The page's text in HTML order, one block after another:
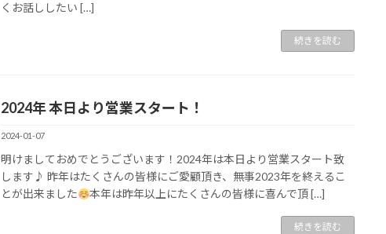
くお話ししたい […]
続きを読む
2024年 本日より営業スタート！
2024-01-07
明けましておめでとうございます！2024年は本日より営業スタート致
します♪ 昨年はたくさんの皆様にご愛顧頂き、無事2023年を終えるこ
とが出来ました
本年は昨年以上にたくさんの皆様に喜んで頂 […]
続きを読む